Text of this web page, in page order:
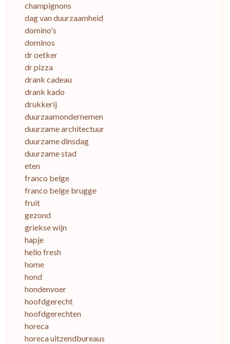
champignons
dag van duurzaamheid
domino's
dominos
dr oetker
dr pizza
drank cadeau
drank kado
drukkerij
duurzaamondernemen
duurzame architectuur
duurzame dinsdag
duurzame stad
eten
franco belge
franco belge brugge
fruit
gezond
griekse wijn
hapje
hello fresh
home
hond
hondenvoer
hoofdgerecht
hoofdgerechten
horeca
horeca uitzendbureaus